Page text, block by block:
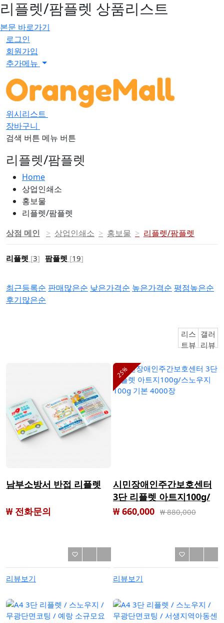
리플렛/팜플렛 상품리스트
본문 바로가기
로그인
회원가입
추가메뉴
위시리스트
장바구니
검색 버튼 메뉴 버튼
리플렛/팜플렛
Home
상업인쇄소
홍보물
리플렛/팜플렛
상점 메인
상업인쇄소 홍보물 리플렛/팜플렛
리플렛 [3] 팜플렛 [19]
최근등록순 판매많은순 낮은가격순 높은가격순 평점높은순
후기많은순
리스
트뷰
갤러
리뷰
남부소방서 반접 리플렛
₩ 전화문의
리뷰보기
25%
시민장애인주간보호센터
3단 리플렛 아트지100g/
스노우지 100g 기본 4000
₩ 660,000 ₩880,000
리뷰보기